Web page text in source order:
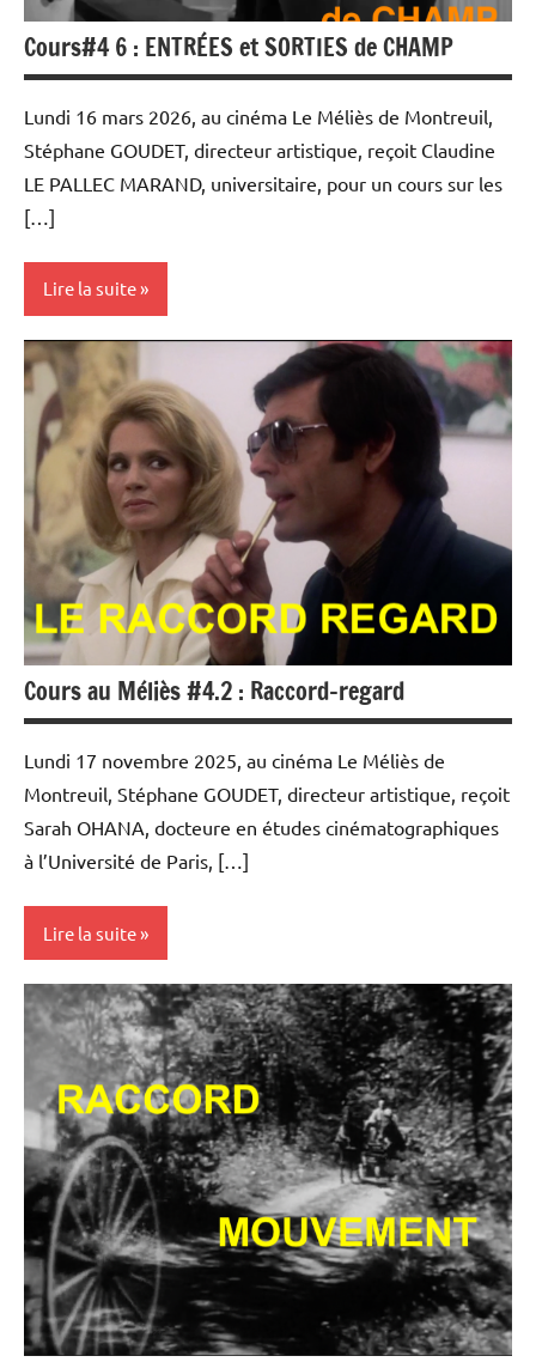
Cours#4 6 : ENTRÉES et SORTIES de CHAMP
Lundi 16 mars 2026, au cinéma Le Méliès de Montreuil,
Stéphane GOUDET, directeur artistique, reçoit Claudine
LE PALLEC MARAND, universitaire, pour un cours sur les
[…]
Lire la suite
Université
Populaire
et Cours
au Méliès
Cours au Méliès #4.2 : Raccord-regard
Lundi 17 novembre 2025, au cinéma Le Méliès de
Montreuil, Stéphane GOUDET, directeur artistique, reçoit
Sarah OHANA, docteure en études cinématographiques
à l’Université de Paris, […]
Lire la suite
Université
Populaire
et Cours
au Méliès